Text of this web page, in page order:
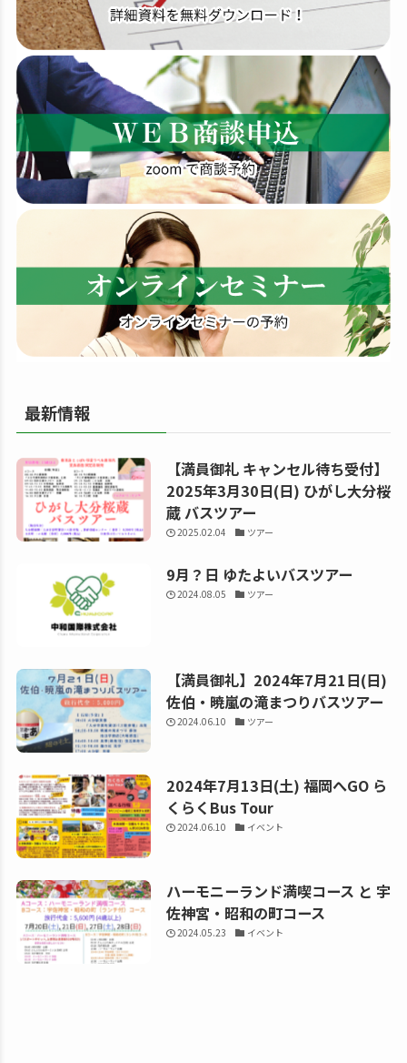
索
す
る
最新情報
【満員御礼 キャンセル待ち受付】
2025年3月30日(日) ひがし大分桜
蔵 バスツアー
2025.02.04 ツアー
9月？日 ゆたよいバスツアー
2024.08.05 ツアー
【満員御礼】2024年7月21日(日)
佐伯・暁嵐の滝まつりバスツアー
2024.06.10 ツアー
2024年7月13日(土) 福岡へGO ら
くらくBus Tour
2024.06.10 イベント
ハーモニーランド満喫コース と 宇
佐神宮・昭和の町コース
2024.05.23 イベント